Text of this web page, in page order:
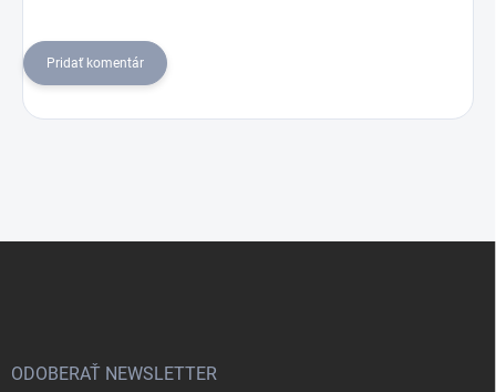
Pridať komentár
ODOBERAŤ NEWSLETTER